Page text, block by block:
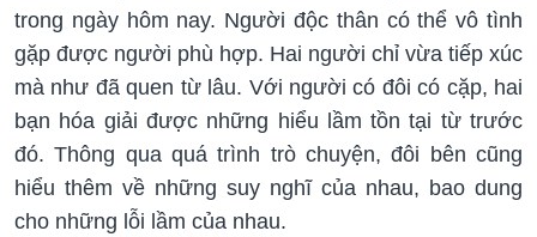
trong ngày hôm nay. Người độc thân có thể vô tình
gặp được người phù hợp. Hai người chỉ vừa tiếp xúc
mà như đã quen từ lâu. Với người có đôi có cặp, hai
bạn hóa giải được những hiểu lầm tồn tại từ trước
đó. Thông qua quá trình trò chuyện, đôi bên cũng
hiểu thêm về những suy nghĩ của nhau, bao dung
cho những lỗi lầm của nhau.